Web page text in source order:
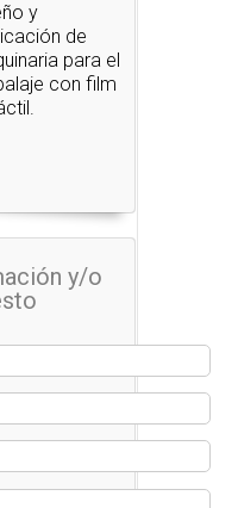
y
de
para el
con film
y/o